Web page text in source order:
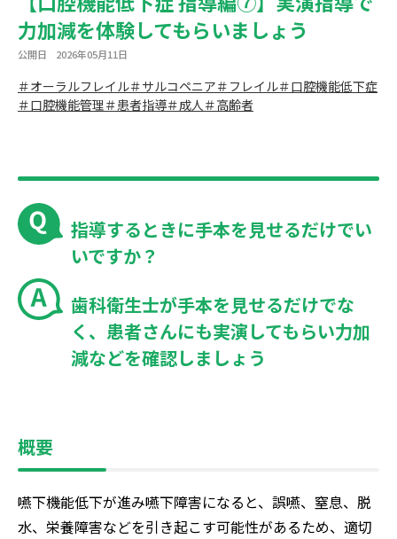
力加減を体験してもらいましょう
公開日 2026年05月11日
＃オーラルフレイル＃サルコペニア＃フレイル＃口腔機能低下症
＃口腔機能管理＃患者指導＃成人 ＃高齢者
指導するときに手本を見せるだけでい
いですか？
歯科衛生士が手本を見せるだけでな
く、患者さんにも実演してもらい力加
減などを確認しましょう
概要
嚥下機能低下が進み嚥下障害になると、誤嚥、窒息、脱
水、栄養障害などを引き起こす可能性があるため、適切